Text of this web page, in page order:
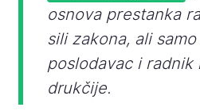
osnova prestanka
sili zakona, ali
poslodavac i radnik
drukčije.